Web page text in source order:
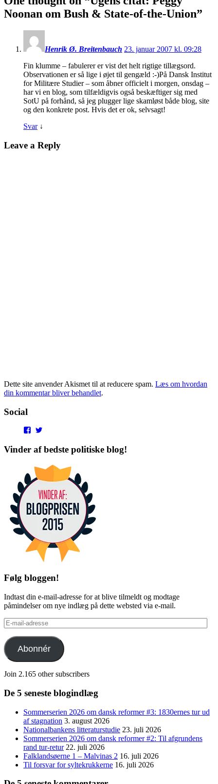
Noonan om Bush & State-of-the-Union”
Henrik Ø. Breitenbauch 23. januar 2007 kl. 09:28
Fin klumme – fabulerer er vist det helt rigtige tillægsord.
Observationen er så lige i øjet til gengæld :-)På Dansk Institut
for Militære Studier – som åbner officielt i morgen, onsdag –
har vi en blog, som tilfældigvis også beskæftiger sig med
SotU på forhånd, så jeg plugger lige skamløst både blog, site
og den konkrete post. Hvis det er ok, selvsagt!
Svar ↓
Leave a Reply
Dette site anvender Akismet til at reducere spam. Læs om hvordan
din kommentar bliver behandlet.
Social
View
profile
on
profile
on
Vinder af bedste politiske blog!
Følg bloggen!
Indtast din e-mail-adresse for at blive tilmeldt og modtage
påmindelser om nye indlæg på dette websted via e-mail.
E-
mail-
adresse
Abonnér
Join 2.165 other subscribers
De 5 seneste blogindlæg
Sommerserien 2026 om dansk reformer #3: 1830ernes tur ud
af stagnation 3. august 2026
Nationalbankens litteraturstudie 23. juli 2026
Sommerserien 2026 om dansk reformer #2: Til afgrundens
rand tur-retur 22. juli 2026
Falklandsøerne 1 – Malvinas 2 16. juli 2026
Til forsvar for syltekrukkerne 16. juli 2026